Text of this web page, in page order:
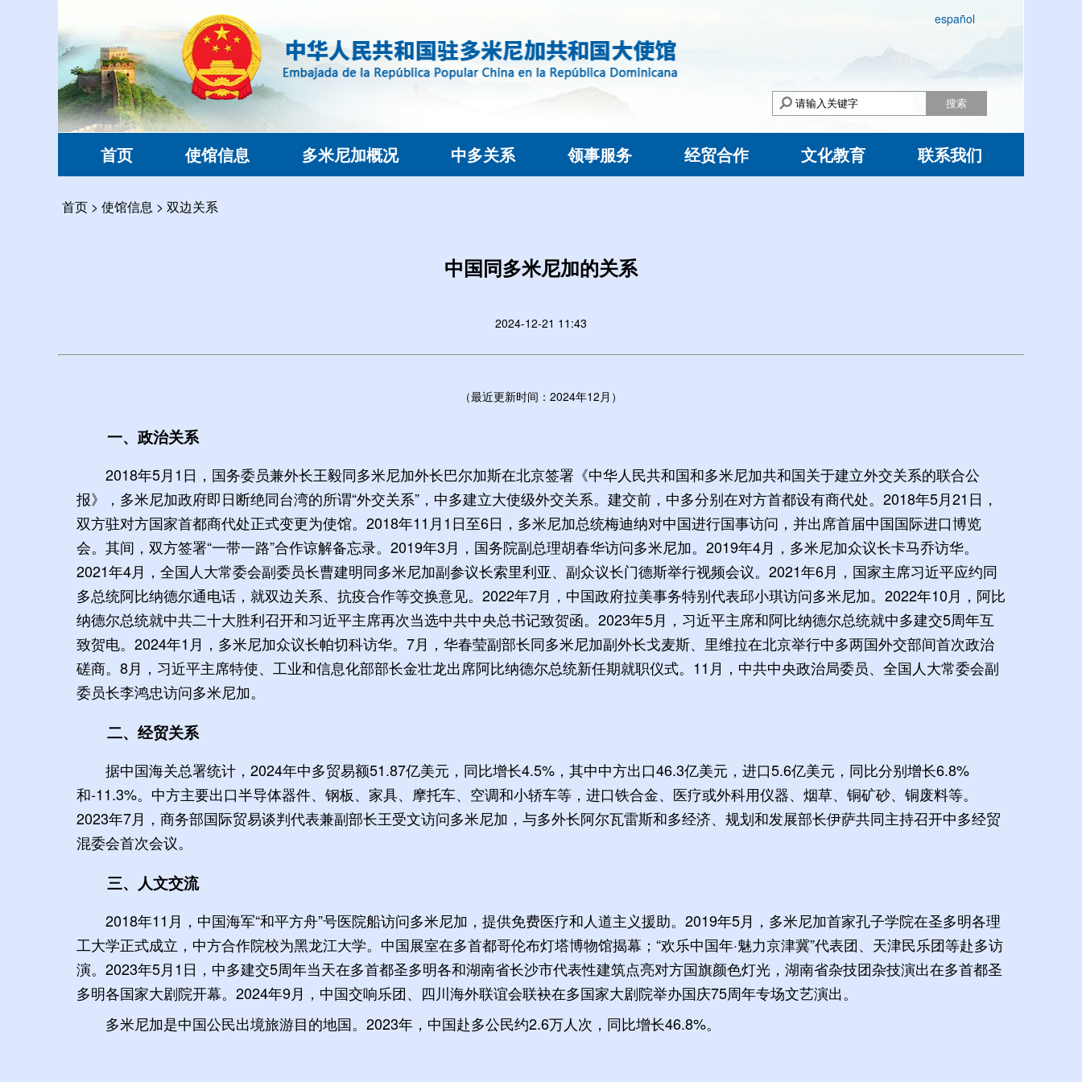
español
搜索
首页 使馆信息 多米尼加概况 中多关系 领事服务 经贸合作 文化教育 联系我们
首页 > 使馆信息 > 双边关系
中国同多米尼加的关系
2024-12-21 11:43
（最近更新时间：2024年12月）
一、政治关系
2018年5月1日，国务委员兼外长王毅同多米尼加外长巴尔加斯在北京签署《中华人民共和国和多米尼加共和国关于建立外交关系的联合公
报》，多米尼加政府即日断绝同台湾的所谓“外交关系”，中多建立大使级外交关系。建交前，中多分别在对方首都设有商代处。2018年5月21日，
双方驻对方国家首都商代处正式变更为使馆。2018年11月1日至6日，多米尼加总统梅迪纳对中国进行国事访问，并出席首届中国国际进口博览
会。其间，双方签署“一带一路”合作谅解备忘录。2019年3月，国务院副总理胡春华访问多米尼加。2019年4月，多米尼加众议长卡马乔访华。
2021年4月，全国人大常委会副委员长曹建明同多米尼加副参议长索里利亚、副众议长门德斯举行视频会议。2021年6月，国家主席习近平应约同
多总统阿比纳德尔通电话，就双边关系、抗疫合作等交换意见。2022年7月，中国政府拉美事务特别代表邱小琪访问多米尼加。2022年10月，阿比
纳德尔总统就中共二十大胜利召开和习近平主席再次当选中共中央总书记致贺函。2023年5月，习近平主席和阿比纳德尔总统就中多建交5周年互
致贺电。2024年1月，多米尼加众议长帕切科访华。7月，华春莹副部长同多米尼加副外长戈麦斯、里维拉在北京举行中多两国外交部间首次政治
磋商。8月，习近平主席特使、工业和信息化部部长金壮龙出席阿比纳德尔总统新任期就职仪式。11月，中共中央政治局委员、全国人大常委会副
委员长李鸿忠访问多米尼加。
二、经贸关系
据中国海关总署统计，2024年中多贸易额51.87亿美元，同比增长4.5%，其中中方出口46.3亿美元，进口5.6亿美元，同比分别增长6.8%
和-11.3%。中方主要出口半导体器件、钢板、家具、摩托车、空调和小轿车等，进口铁合金、医疗或外科用仪器、烟草、铜矿砂、铜废料等。
2023年7月，商务部国际贸易谈判代表兼副部长王受文访问多米尼加，与多外长阿尔瓦雷斯和多经济、规划和发展部长伊萨共同主持召开中多经贸
混委会首次会议。
三、人文交流
2018年11月，中国海军“和平方舟”号医院船访问多米尼加，提供免费医疗和人道主义援助。2019年5月，多米尼加首家孔子学院在圣多明各理
工大学正式成立，中方合作院校为黑龙江大学。中国展室在多首都哥伦布灯塔博物馆揭幕；“欢乐中国年·魅力京津冀”代表团、天津民乐团等赴多访
演。2023年5月1日，中多建交5周年当天在多首都圣多明各和湖南省长沙市代表性建筑点亮对方国旗颜色灯光，湖南省杂技团杂技演出在多首都圣
多明各国家大剧院开幕。2024年9月，中国交响乐团、四川海外联谊会联袂在多国家大剧院举办国庆75周年专场文艺演出。
多米尼加是中国公民出境旅游目的地国。2023年，中国赴多公民约2.6万人次，同比增长46.8%。